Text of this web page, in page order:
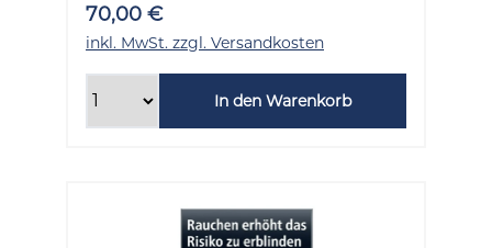
70,00 €
inkl. MwSt. zzgl. Versandkosten
In den Warenkorb